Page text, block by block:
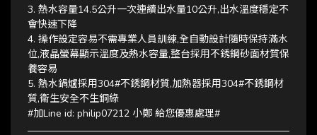
3. 熱水容量14.5公升一次連續出水量10公升,出水溫度穩定不
會快速下降
4. 操作設定容易不需專業人員訓練,全自動設計隨時保持滿水
位,液晶螢幕顯示溫度及熱水容量,整台採用不銹鋼砂面材質保
養容易
5. 熱水鍋爐採用304#不銹鋼材質,加熱器採用304#不銹鋼材
質,衛生安全不生銅綠
#加Line id: philip07212 小鄭 給您優惠處理#